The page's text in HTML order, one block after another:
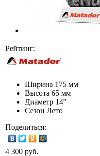
Рейтинг:
Ширина 175 мм
Высота 65 мм
Диаметр 14″
Сезон Лето
Поделиться:
4 300 руб.